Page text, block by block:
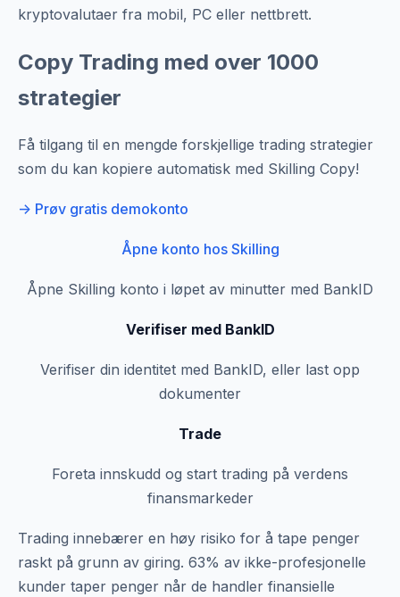
kryptovalutaer fra mobil, PC eller nettbrett.
Copy Trading med over 1000
strategier
Få tilgang til en mengde forskjellige trading strategier
som du kan kopiere automatisk med Skilling Copy!
-> Prøv gratis demokonto
Åpne konto hos Skilling
Åpne Skilling konto i løpet av minutter med BankID
Verifiser med BankID
Verifiser din identitet med BankID, eller last opp
dokumenter
Trade
Foreta innskudd og start trading på verdens
finansmarkeder
Trading innebærer en høy risiko for å tape penger
raskt på grunn av giring. 63% av ikke-profesjonelle
kunder taper penger når de handler finansielle